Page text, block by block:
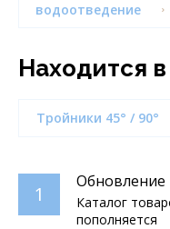
водоотведение
Находится
Тройники 45° / 90°
1
Обновление
Каталог
пополняется